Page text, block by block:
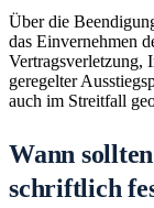
Über die
das Einvernehmen
Vertragsverletzung,
geregelter
auch im Streitfall
Wann
schriftlich